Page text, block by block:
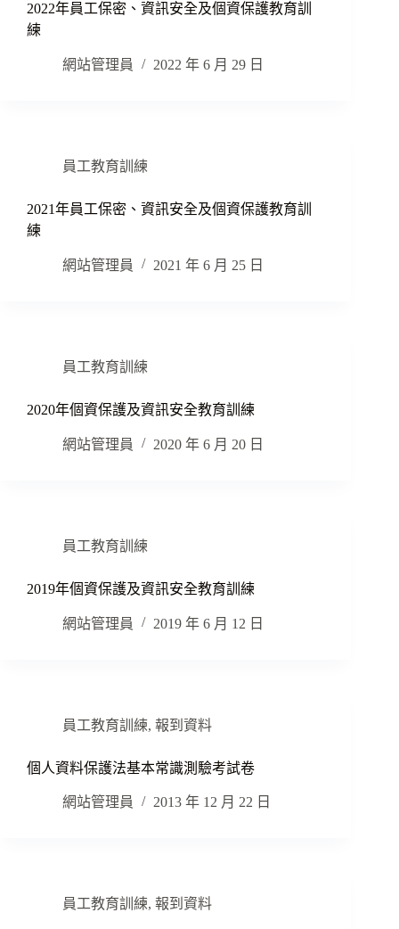
2022年員工保密、資訊安全及個資保護教育訓
練
網站管理員 2022 年 6 月 29 日
員工教育訓練
2021年員工保密、資訊安全及個資保護教育訓
練
網站管理員 2021 年 6 月 25 日
員工教育訓練
2020年個資保護及資訊安全教育訓練
網站管理員 2020 年 6 月 20 日
員工教育訓練
2019年個資保護及資訊安全教育訓練
網站管理員 2019 年 6 月 12 日
員工教育訓練, 報到資料
個人資料保護法基本常識測驗考試卷
網站管理員 2013 年 12 月 22 日
員工教育訓練, 報到資料